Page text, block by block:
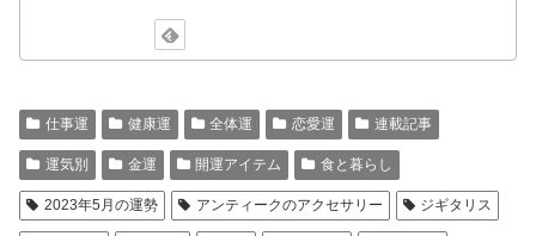
仕事運 健康運 全体運 恋愛運 連載記事
運気別 金運 開運アイテム 食と暮らし
2023年5月の運勢 アンティークのアクセサリー ジギタリス